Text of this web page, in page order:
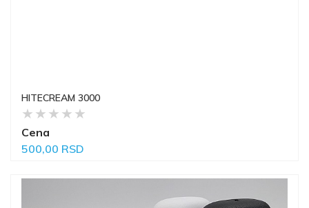
HITECREAM 3000
Cena
500,00 RSD